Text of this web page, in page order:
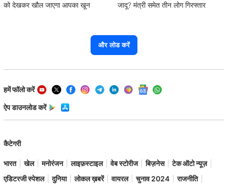
को देखकर खौल जाएगा आपका खून
जादू? मंत्री समेत तीन लोग गिरफ्तार
और लोड करें
हमें फॉलो करें
ऐप डाउनलोड करें
कैटेगरी
भारत खेल मनोरंजन लाइफ़स्टाइल वेब स्टोरीज बिज़नेस
टेक ऑटो न्यूज़
एडिटरजी स्पेशल
दुनिया लोकल ख़बरें वायरल चुनाव 2024
राजनीति